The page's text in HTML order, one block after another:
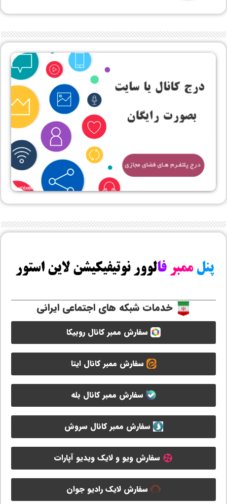
خدمات شبکه های اجتماعی ایرانی
سفارش ممبر کانال روبیکا
سفارش ممبر کانال ایتا
سفارش ممبر کانال بله
سفارش ممبر کانال سروش
سفارش ویو و لایک ویدیو آپارات
سفارش لایک رادیو جوان